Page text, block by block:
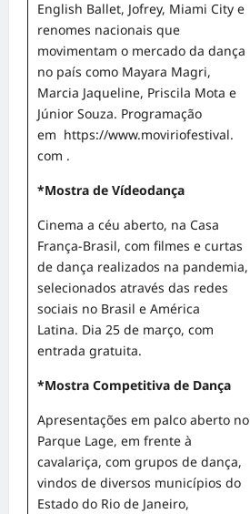
English Ballet, Jofrey, Miami City e
renomes nacionais que
movimentam o mercado da dança
no país como Mayara Magri,
Marcia Jaqueline, Priscila Mota e
Júnior Souza. Programação
em https://www.moviriofestival.
com .
*Mostra de Vídeodança
Cinema a céu aberto, na Casa
França-Brasil, com filmes e curtas
de dança realizados na pandemia,
selecionados através das redes
sociais no Brasil e América
Latina. Dia 25 de março, com
entrada gratuita.
*Mostra Competitiva de Dança
Apresentações em palco aberto no
Parque Lage, em frente à
cavalariça, com grupos de dança,
vindos de diversos municípios do
Estado do Rio de Janeiro,